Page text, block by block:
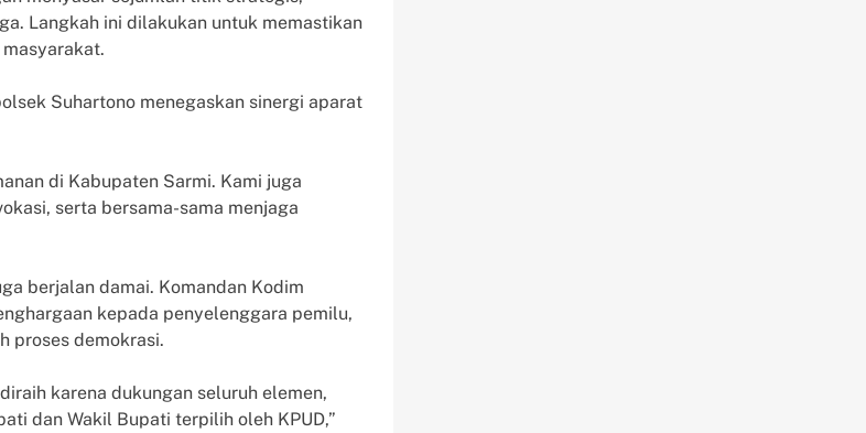
Langkah ini dilakukan untuk memastikan
Suhartono menegaskan sinergi aparat
di Kabupaten Sarmi. Kami juga
serta bersama-sama menjaga
berjalan damai. Komandan Kodim
kepada penyelenggara pemilu,
proses demokrasi.
karena dukungan seluruh elemen,
dan Wakil Bupati terpilih oleh KPUD,”